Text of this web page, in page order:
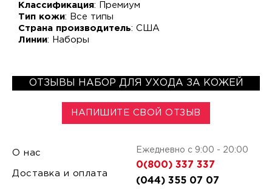
Классификация: Премиум
Тип кожи: Все типы
Страна производитель: США
Линии: Наборы
ОТЗЫВЫ НАБОР ДЛЯ УХОДА ЗА КОЖЕЙ
НАПИШИТЕ СВОЙ ОТЗЫВ
О нас
Доставка и оплата
Ежедневно с 9:00 - 20:00
0(800) 337 337
(044) 355 07 07